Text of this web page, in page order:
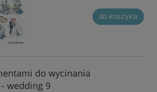
do koszyka
do wycinania
wedding 9